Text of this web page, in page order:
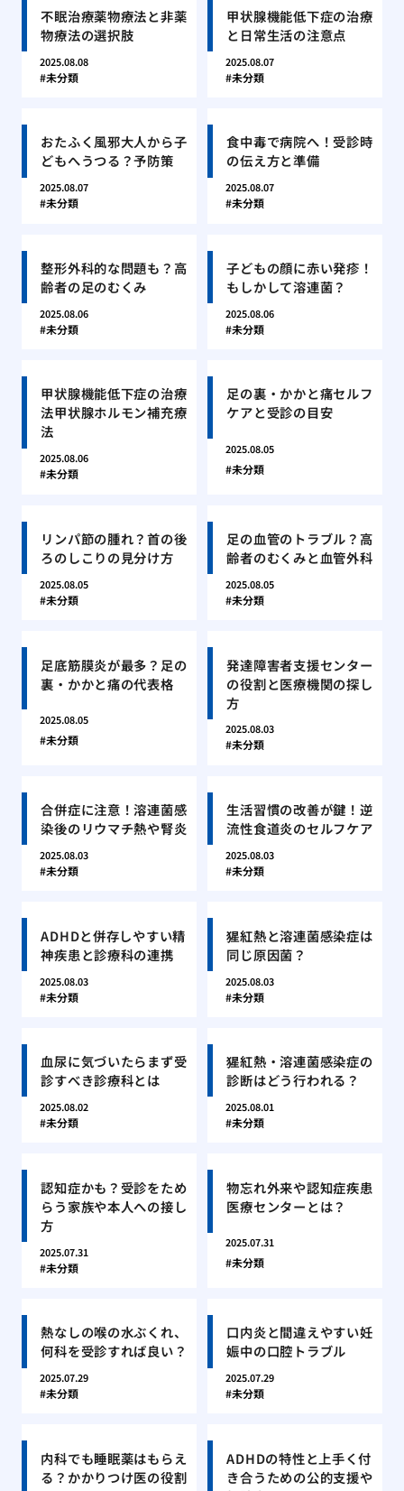
不眠治療薬物療法と非薬
物療法の選択肢
2025.08.08
未分類
甲状腺機能低下症の治療
と日常生活の注意点
2025.08.07
未分類
おたふく風邪大人から子
どもへうつる？予防策
2025.08.07
未分類
食中毒で病院へ！受診時
の伝え方と準備
2025.08.07
未分類
整形外科的な問題も？高
齢者の足のむくみ
2025.08.06
未分類
子どもの顔に赤い発疹！
もしかして溶連菌？
2025.08.06
未分類
甲状腺機能低下症の治療
法甲状腺ホルモン補充療
法
2025.08.06
未分類
足の裏・かかと痛セルフ
ケアと受診の目安
2025.08.05
未分類
リンパ節の腫れ？首の後
ろのしこりの見分け方
2025.08.05
未分類
足の血管のトラブル？高
齢者のむくみと血管外科
2025.08.05
未分類
足底筋膜炎が最多？足の
裏・かかと痛の代表格
2025.08.05
未分類
発達障害者支援センター
の役割と医療機関の探し
方
2025.08.03
未分類
合併症に注意！溶連菌感
染後のリウマチ熱や腎炎
2025.08.03
未分類
生活習慣の改善が鍵！逆
流性食道炎のセルフケア
2025.08.03
未分類
ADHDと併存しやすい精
神疾患と診療科の連携
2025.08.03
未分類
猩紅熱と溶連菌感染症は
同じ原因菌？
2025.08.03
未分類
血尿に気づいたらまず受
診すべき診療科とは
2025.08.02
未分類
猩紅熱・溶連菌感染症の
診断はどう行われる？
2025.08.01
未分類
認知症かも？受診をため
らう家族や本人への接し
方
2025.07.31
未分類
物忘れ外来や認知症疾患
医療センターとは？
2025.07.31
未分類
熱なしの喉の水ぶくれ、
何科を受診すれば良い？
2025.07.29
未分類
口内炎と間違えやすい妊
娠中の口腔トラブル
2025.07.29
未分類
内科でも睡眠薬はもらえ
る？かかりつけ医の役割
ADHDの特性と上手く付
き合うための公的支援や